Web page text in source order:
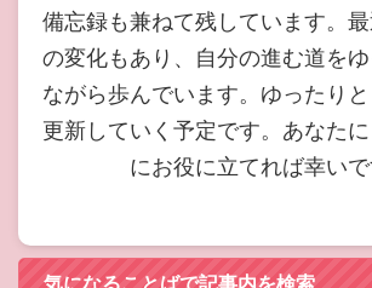
備忘録も兼ねて残しています。
の変化もあり、自分の進む道をゆ
ながら歩んでいます。ゆったり
更新していく予定です。あなた
にお役に立てれば幸いで